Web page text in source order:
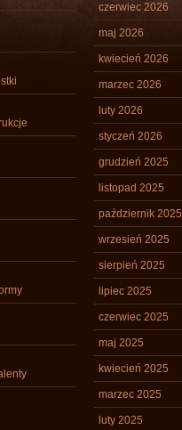
czerwiec 2026
maj 2026
kwiecień 2026
marzec 2026
luty 2026
styczeń 2026
grudzień 2025
listopad 2025
październik 2025
wrzesień 2025
sierpień 2025
lipiec 2025
czerwiec 2025
maj 2025
kwiecień 2025
marzec 2025
luty 2025